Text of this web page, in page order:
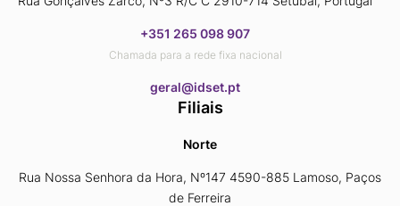
+351 265 098 907
Chamada para a rede fixa nacional
​​​​​​​geral@idset.pt
Filiais
Norte
Rua Nossa Senhora da Hora, Nº147 4590-885 Lamoso, Paços
de Ferreira